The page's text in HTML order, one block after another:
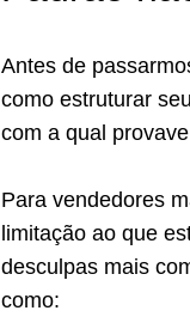
Antes de
como estruturar
com a qual
Para vendedores
limitação ao que
desculpas mais
como: